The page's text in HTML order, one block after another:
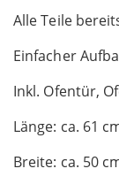
Alle Teile
Einfacher
Inkl. Ofentür,
Länge: ca. 61
Breite: ca. 50
beginning
the
images
gallery